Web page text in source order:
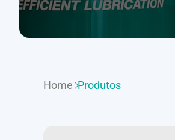
Home Produtos